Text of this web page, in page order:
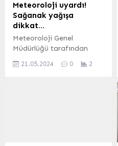
Meteoroloji uyardı!
Sağanak yağışa
dikkat…
Meteoroloji Genel
Müdürlüğü tarafından
değerlendirmelere göre:
21.05.2024 0 2